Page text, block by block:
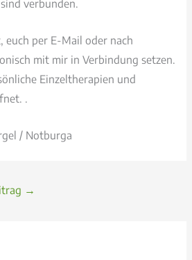
verbunden.
euch per E-Mail oder nach
mit mir in Verbindung setzen.
Einzeltherapien und
.
/ Notburga
→